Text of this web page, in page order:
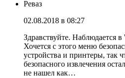
Реваз
02.08.2018 в 08:27
Здравствуйте. Наблюдается
Хочется с этого меню
устройства и принтеры, так
безопасного извлечения
не нашел как…